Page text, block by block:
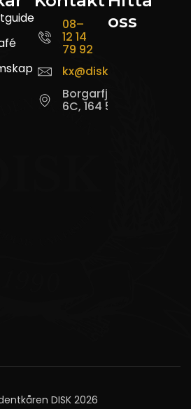
08–
12 14
79 92
kx@disk.su.se
Borgarfjordsgatan
6C, 164 55 Kista
oss
DISK 2026